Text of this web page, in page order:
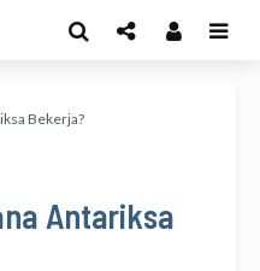
Bekerja?
Antariksa